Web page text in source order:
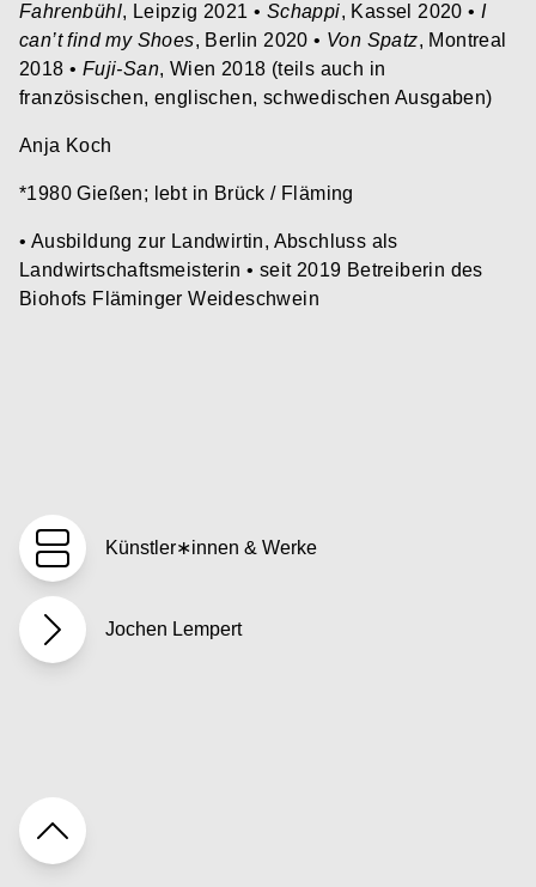
Fahrenbühl, Leipzig 2021 • Schappi, Kassel 2020 • I
can’t find my Shoes, Berlin 2020 • Von Spatz, Montreal
2018 • Fuji-San, Wien 2018 (teils auch in
französischen, englischen, schwedischen Ausgaben)
Anja Koch
*1980 Gießen; lebt in Brück / Fläming
• Ausbildung zur Landwirtin, Abschluss als
Landwirtschaftsmeisterin • seit 2019 Betreiberin des
Biohofs Fläminger Weideschwein
Künstler∗innen & Werke
Jochen Lempert